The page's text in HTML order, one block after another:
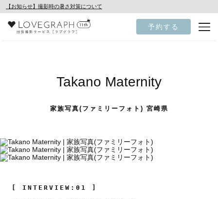
【お知らせ】撮影時の暑さ対策について
予約する
Takano Maternity
家族写真(ファミリーフォト) 宮崎県
[ INTERVIEW:01 ]